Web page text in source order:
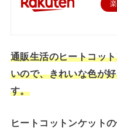
通販生活のヒートコッ
いので、きれいな色が
す。
ヒートコットンケット